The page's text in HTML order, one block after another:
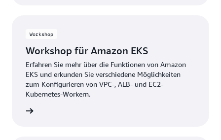
Workshop
Workshop für Amazon EKS
Erfahren Sie mehr über die Funktionen von Amazon
EKS und erkunden Sie verschiedene Möglichkeiten
zum Konfigurieren von VPC-, ALB- und EC2-
Kubernetes-Workern.